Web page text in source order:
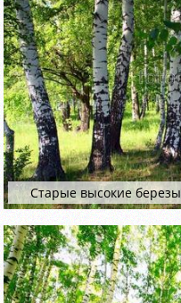
Старые высокие березы